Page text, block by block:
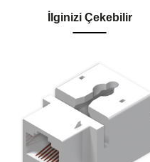
İlginizi Çekebilir